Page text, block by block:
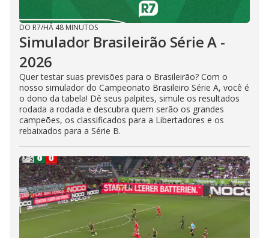
DO R7/HÁ 48 MINUTOS
Simulador Brasileirão Série A -
2026
Quer testar suas previsões para o Brasileirão? Com o
nosso simulador do Campeonato Brasileiro Série A, você é
o dono da tabela! Dê seus palpites, simule os resultados
rodada a rodada e descubra quem serão os grandes
campeões, os classificados para a Libertadores e os
rebaixados para a Série B.